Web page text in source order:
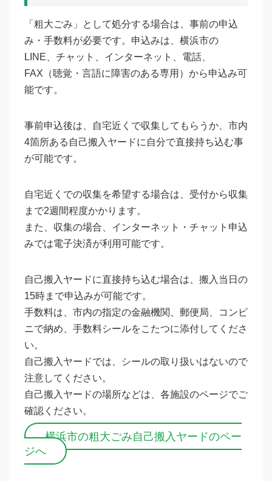
「粗大ごみ」として処分する場合は、事前の申込
み・手数料が必要です。申込みは、横浜市の
LINE、チャット、インターネット、電話、
FAX（聴覚・言語に障害のある専用）から申込み可
能です。
事前申込後は、自宅近くで収集してもらうか、市内
4箇所ある自己搬入ヤードに自分で直接持ち込む事
が可能です。
自宅近くでの収集を希望する場合は、受付から収集
まで2週間程度かかります。
また、収集の場合、インターネット・チャット申込
みでは電子決済が利用可能です。
自己搬入ヤードに直接持ち込む場合は、搬入当日の
15時まで申込みが可能です。
手数料は、市内の指定の金融機関、郵便局、コンビ
ニで納め、手数料シールをこたつに添付してくださ
い。
自己搬入ヤードでは、シールの取り扱いはないので
注意してください。
自己搬入ヤードの場所などは、各施設のページでご
確認ください。
横浜市の粗大ごみ自己搬入ヤードのペー
ジへ